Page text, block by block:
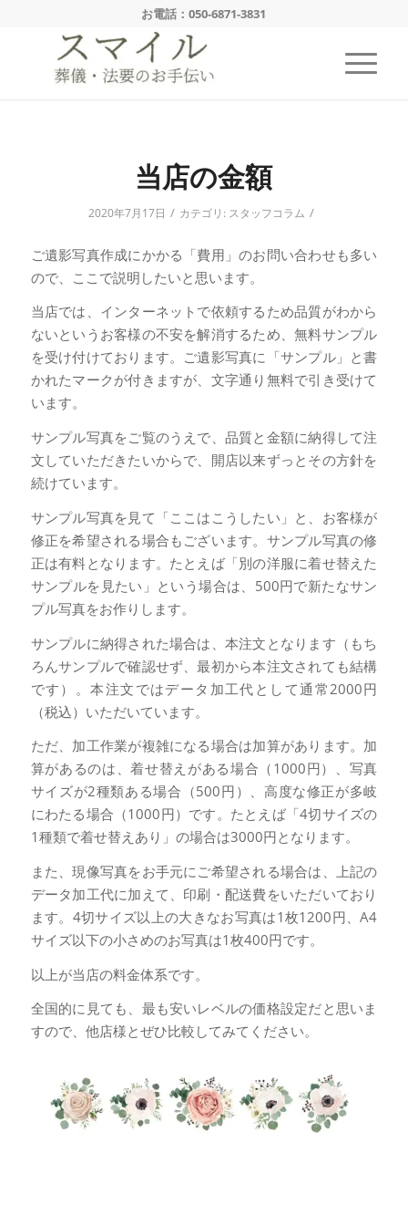
お電話：050-6871-3831
当店の金額
2020年7月17日 / カテゴリ: スタッフコラム /
ご遺影写真作成にかかる「費用」のお問い合わせも多い
ので、ここで説明したいと思います。
当店では、インターネットで依頼するため品質がわから
ないというお客様の不安を解消するため、無料サンプル
を受け付けております。ご遺影写真に「サンプル」と書
かれたマークが付きますが、文字通り無料で引き受けて
います。
サンプル写真をご覧のうえで、品質と金額に納得して注
文していただきたいからで、開店以来ずっとその方針を
続けています。
サンプル写真を見て「ここはこうしたい」と、お客様が
修正を希望される場合もございます。サンプル写真の修
正は有料となります。たとえば「別の洋服に着せ替えた
サンプルを見たい」という場合は、500円で新たなサン
プル写真をお作りします。
サンプルに納得された場合は、本注文となります（もち
ろんサンプルで確認せず、最初から本注文されても結構
です）。本注文ではデータ加工代として通常2000円
（税込）いただいています。
ただ、加工作業が複雑になる場合は加算があります。加
算があるのは、着せ替えがある場合（1000円）、写真
サイズが2種類ある場合（500円）、高度な修正が多岐
にわたる場合（1000円）です。たとえば「4切サイズの
1種類で着せ替えあり」の場合は3000円となります。
また、現像写真をお手元にご希望される場合は、上記の
データ加工代に加えて、印刷・配送費をいただいており
ます。4切サイズ以上の大きなお写真は1枚1200円、A4
サイズ以下の小さめのお写真は1枚400円です。
以上が当店の料金体系です。
全国的に見ても、最も安いレベルの価格設定だと思いま
すので、他店様とぜひ比較してみてください。